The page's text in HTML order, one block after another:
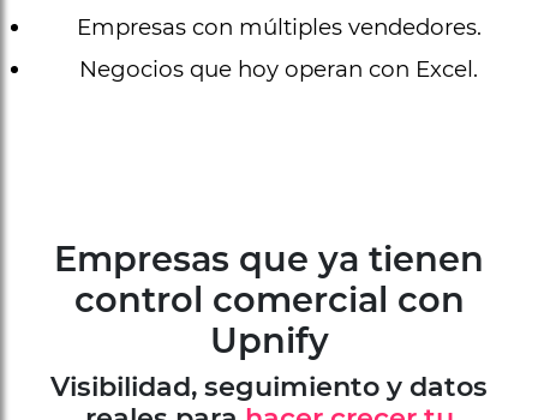
Empresas con múltiples vendedores.
Negocios que hoy operan con Excel.
Empresas que ya tienen
control comercial con
Upnify
Visibilidad, seguimiento y datos